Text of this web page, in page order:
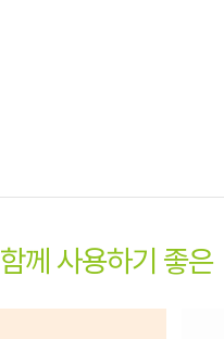
함께 사용하기 좋은